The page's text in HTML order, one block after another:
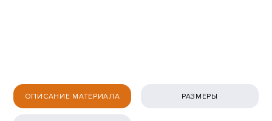
ОПИСАНИЕ МАТЕРИАЛА РАЗМЕРЫ